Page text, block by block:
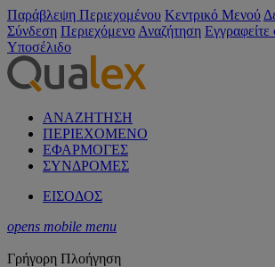
Παράβλεψη Περιεχομένου Κεντρικό Μενού
Σύνδεση Περιεχόμενο Αναζήτηση
Υποσέλιδο
ΑΝΑΖΗΤΗΣΗ
ΠΕΡΙΕΧΟΜΕΝΟ
ΕΦΑΡΜΟΓΕΣ
ΣΥΝΔΡΟΜΕΣ
ΕΙΣΟΔΟΣ
opens mobile menu
Γρήγορη Πλοήγηση